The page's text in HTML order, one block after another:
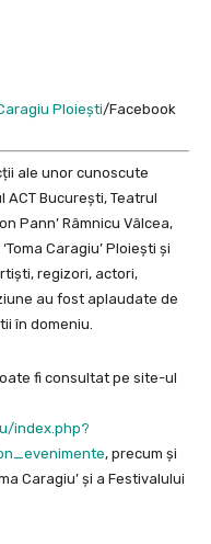
Ploiești/Facebook
ale unor cunoscute
București, Teatrul
Pann’ Râmnicu Vâlcea,
Caragiu’ Ploiești și
regizori, actori,
au fost aplaudate de
în domeniu.
fi consultat pe site-ul
index.php?
, precum și
Caragiu’ și a Festivalului